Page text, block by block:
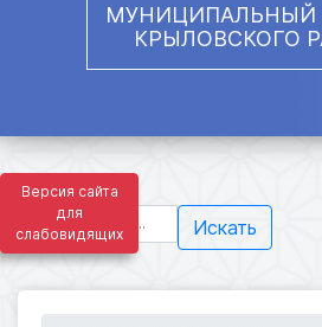
Версия сайта
для
слабовидящих
МУНИЦИПАЛЬНЫЙ
КРЫЛОВСКОГО
Искать